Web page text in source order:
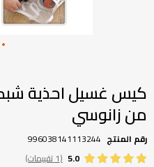
بداية
معرض
الصور
كيس غسيل احذية
من زانوسي
رقم المنتج 996038141113244
5.0 (1 تقييمات)